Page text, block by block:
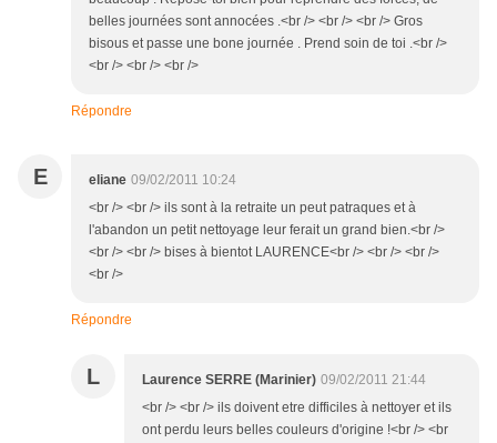
belles journées sont annocées .<br /> <br /> <br /> Gros
bisous et passe une bone journée . Prend soin de toi .<br />
<br /> <br /> <br />
Répondre
E eliane 09/02/2011 10:24
<br /> <br /> ils sont à la retraite un peut patraques et à
l'abandon un petit nettoyage leur ferait un grand bien.<br />
<br /> <br /> bises à bientot LAURENCE<br /> <br /> <br />
<br />
Répondre
L Laurence SERRE (Marinier) 09/02/2011 21:44
<br /> <br /> ils doivent etre difficiles à nettoyer et ils
ont perdu leurs belles couleurs d'origine !<br /> <br